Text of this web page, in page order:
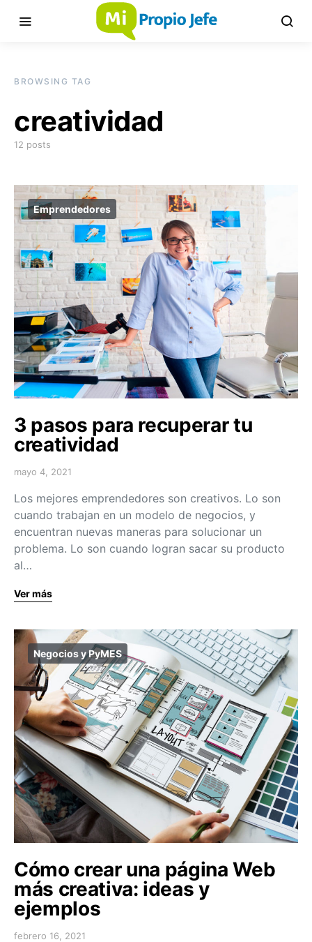
BROWSING TAG
creatividad
12 posts
Emprendedores
3 pasos para recuperar tu
creatividad
mayo 4, 2021
Los mejores emprendedores son creativos. Lo son
cuando trabajan en un modelo de negocios, y
encuentran nuevas maneras para solucionar un
problema. Lo son cuando logran sacar su producto
al…
Ver más
Negocios y PyMES
Cómo crear una página Web
más creativa: ideas y
ejemplos
febrero 16, 2021